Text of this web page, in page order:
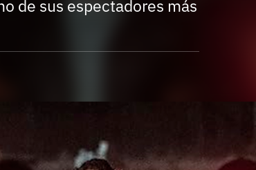
de sus espectadores más